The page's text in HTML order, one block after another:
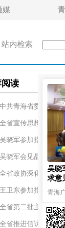
媒
站内检索
读
中共青海省委十四届
全省宣传思想文化工
吴晓军参加指导玉树
吴晓军会见晶科能源
全省政协深化专门协
王卫东参加指导湟中
全省第二批主题教育
全省推进信访工作法
吴晓
求意
青海